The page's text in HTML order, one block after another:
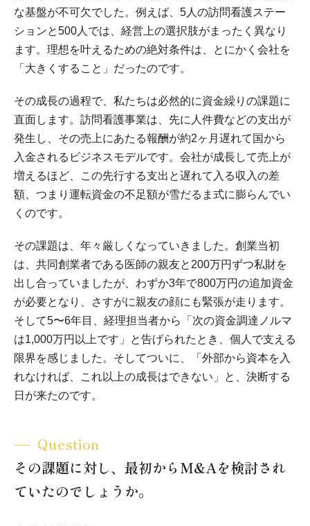
な基盤が不可欠でした。例えば、5人の訪問看護ステー
ションと500人では、経営上の選択肢がまったく異なり
ます。理想を叶えるための絶対条件は、とにかく会社を
「大きくすること」だったのです。
その成長の過程で、私たちは必然的に資金繰りの課題に
直面します。訪問看護事業は、先に人件費などの支出が
発生し、その売上にあたる報酬が約2ヶ月遅れて国から
入金されるビジネスモデルです。会社が成長して売上が
増えるほど、この先行する支出と遅れて入る収入の差
額、つまり運転資金の不足額が雪だるま式に膨らんでい
くのです。
その課題は、年々厳しくなっていきました。創業当初
は、共同創業者である医師の親友と200万円ずつ私財を
出し合っていましたが、わずか3年で800万円の追加資金
が必要となり、さすがに親友の顔にも緊張が走ります。
そして5〜6年目、経理担当者から「次の資金調達ノルマ
は1,000万円以上です」と告げられたとき、個人で支える
限界を感じました。そしてついに、「外部から資本を入
れなければ、これ以上の成長はできない」と、決断する
日が来たのです。
Question
その課題に対し、最初からM&Aを検討され
ていたのでしょうか。